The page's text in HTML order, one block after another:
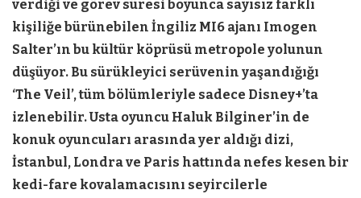
verdiği ve görev süresi boyunca sayısız farklı
kişiliğe bürünebilen İngiliz MI6 ajanı Imogen
Salter’ın bu kültür köprüsü metropole yolunun
düşüyor. Bu sürükleyici serüvenin yaşandığığı
‘The Veil’, tüm bölümleriyle sadece Disney+’ta
izlenebilir. Usta oyuncu Haluk Bilginer’in de
konuk oyuncuları arasında yer aldığı dizi,
İstanbul, Londra ve Paris hattında nefes kesen bir
kedi-fare kovalamacısını seyircilerle